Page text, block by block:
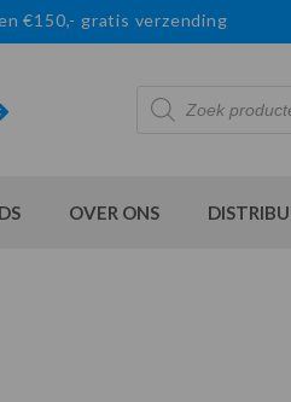
€150,- gratis verzending
Producten
zoeken
OVER ONS